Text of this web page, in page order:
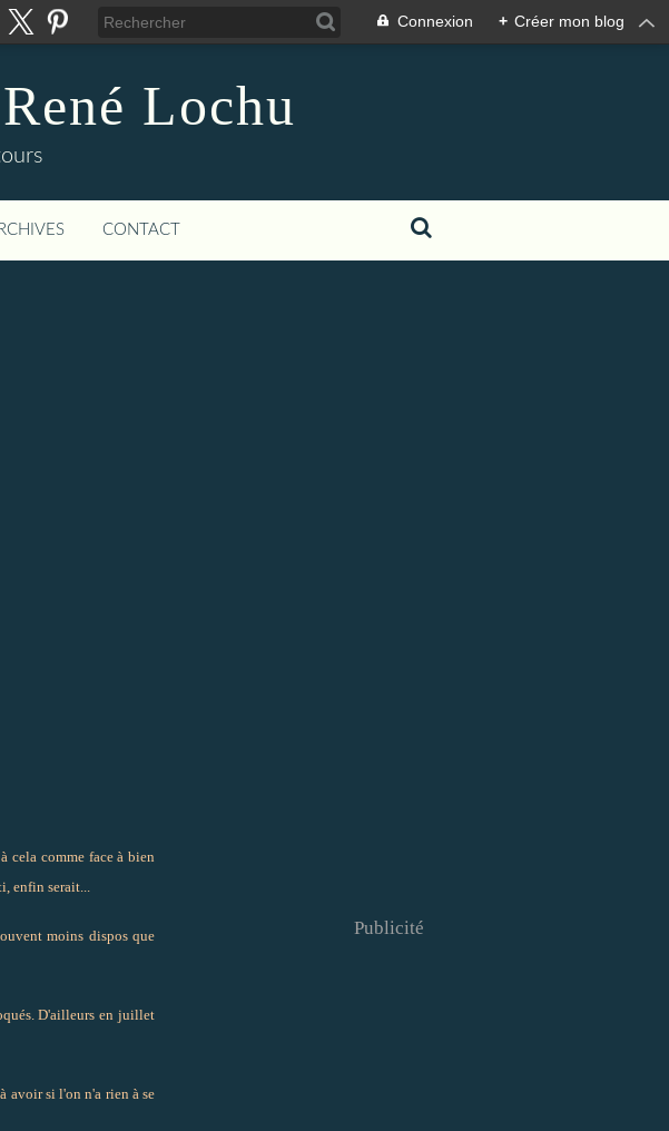
Connexion + Créer mon blog
Lochu
CONTACT
cela comme face à bien
enfin serait...
moins dispos que
D'ailleurs en juillet
avoir si l'on n'a rien à se
Publicité